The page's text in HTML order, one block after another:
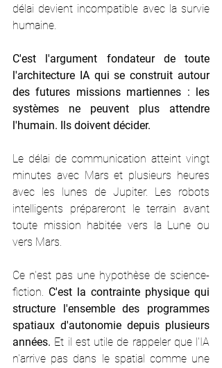
délai devient incompatible avec la survie
humaine.
C'est l'argument fondateur de toute
l'architecture IA qui se construit autour
des futures missions martiennes : les
systèmes ne peuvent plus attendre
l'humain. Ils doivent décider.
Le délai de communication atteint vingt
minutes avec Mars et plusieurs heures
avec les lunes de Jupiter. Les robots
intelligents prépareront le terrain avant
toute mission habitée vers la Lune ou
vers Mars.
Ce n'est pas une hypothèse de science-
fiction. C'est la contrainte physique qui
structure l'ensemble des programmes
spatiaux d'autonomie depuis plusieurs
années. Et il est utile de rappeler que l'IA
n'arrive pas dans le spatial comme une